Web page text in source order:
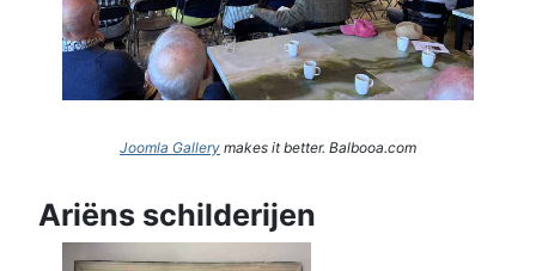
Joomla Gallery makes it better. Balbooa.com
Ariëns schilderijen